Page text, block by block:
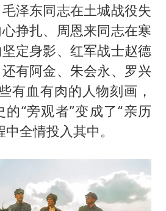
泽东同志在土城战役失
挣扎、周恩来同志在寒
定身影、红军战士赵德
有阿金、朱会永、罗兴
有血有肉的人物刻画，
“旁观者”变成了“亲历
全情投入其中。